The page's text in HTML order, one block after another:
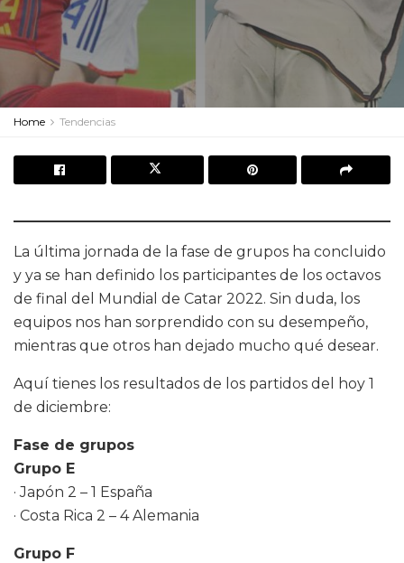
Home Tendencias
La última jornada de la fase de grupos ha concluido
y ya se han definido los participantes de los octavos
de final del Mundial de Catar 2022. Sin duda, los
equipos nos han sorprendido con su desempeño,
mientras que otros han dejado mucho qué desear.
Aquí tienes los resultados de los partidos del hoy 1
de diciembre:
Fase de grupos
Grupo E
· Japón 2 – 1 España
· Costa Rica 2 – 4 Alemania
Grupo F